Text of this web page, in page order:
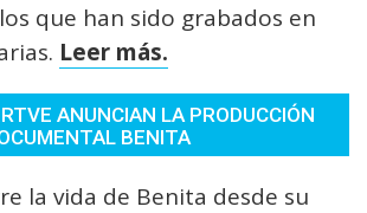
que han sido grabados en
Leer más.
ANUNCIAN LA PRODUCCIÓN
BENITA
la vida de Benita desde su